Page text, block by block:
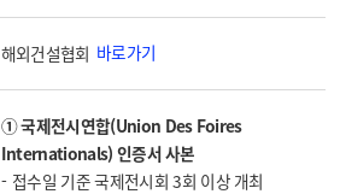
해외건설협회 바로가기
① 국제전시연합(Union Des Foires
Internationals) 인증서 사본
접수일 기준 국제전시회 3회 이상 개최